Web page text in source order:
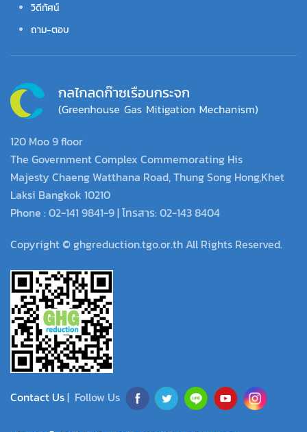
วิดีทัศน์
ถาม-ตอบ
120 Moo 9 floor
The Government Complex Commemorating His
Majesty Chaeng Watthana Road, Thung Song Hong,Khet
Laksi Bangkok 10210
Phone : 02-141 9841-9 | โทรสาร: 02-143 8404
Copyright © ghgreduction.tgo.or.th All Rights Reserved.
Contact Us| Follow Us